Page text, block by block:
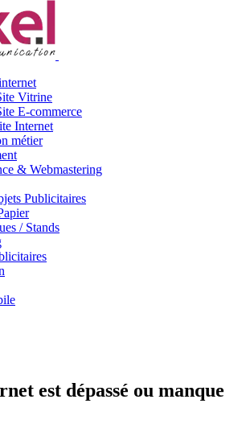
Vitrine
E-commerce
Internet
métier
& Webmastering
Publicitaires
/ Stands
est dépassé ou manque